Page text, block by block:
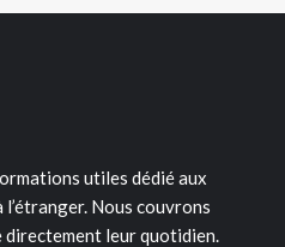
utiles dédié aux
Nous couvrons
leur quotidien.